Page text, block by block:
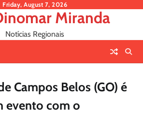
Friday, August 7, 2026
Miranda
Notícias Regionais
Campos Belos (GO) é
evento com o